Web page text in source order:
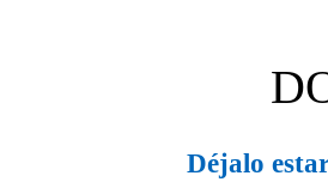
Déjalo